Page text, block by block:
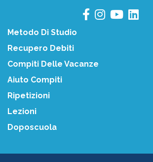
Metodo Di Studio
Recupero Debiti
Compiti Delle Vacanze
Aiuto Compiti
Ripetizioni
Lezioni
Doposcuola